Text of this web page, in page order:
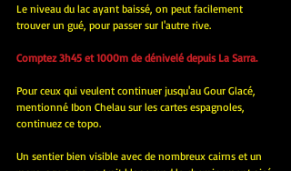
Le niveau du lac ayant baissé, on peut facilement
trouver un gué, pour passer sur l'autre rive.
Comptez 3h45 et 1000m de dénivelé depuis La Sarra.
Pour ceux qui veulent continuer jusqu'au Gour Glacé,
mentionné Ibon Chelau sur les cartes espagnoles,
continuez ce topo.
Un sentier bien visible avec de nombreux cairns et un